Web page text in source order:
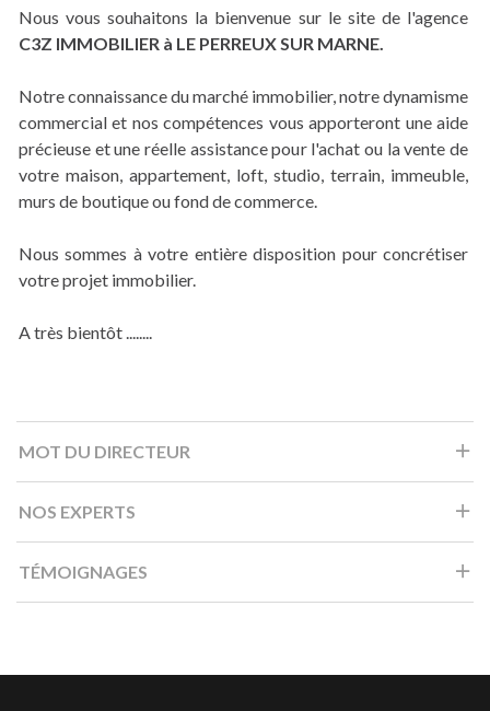
Nous vous souhaitons la bienvenue sur le site de l'agence
C3Z IMMOBILIER à LE PERREUX SUR MARNE.
Notre connaissance du marché immobilier, notre dynamisme
commercial et nos compétences vous apporteront une aide
précieuse et une réelle assistance pour l'achat ou la vente de
votre maison, appartement, loft, studio, terrain, immeuble,
murs de boutique ou fond de commerce.
Nous sommes à votre entière disposition pour concrétiser
votre projet immobilier.
A très bientôt ........
MOT DU DIRECTEUR
NOS EXPERTS
TÉMOIGNAGES